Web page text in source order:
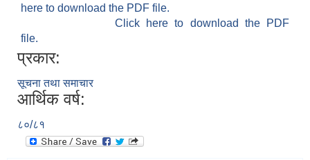
here to download the PDF file.
Click here to download the PDF
file.
प्रकार:
सूचना तथा समाचार
आर्थिक वर्ष:
८०/८१